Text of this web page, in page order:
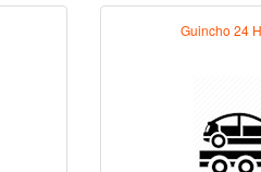
Guincho 24